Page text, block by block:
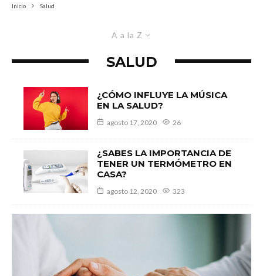
Inicio Salud
A a la Z
SALUD
¿CÓMO INFLUYE LA MÚSICA
EN LA SALUD?
agosto 17, 2020 26
¿SABES LA IMPORTANCIA DE
TENER UN TERMÓMETRO EN
CASA?
agosto 12, 2020 323